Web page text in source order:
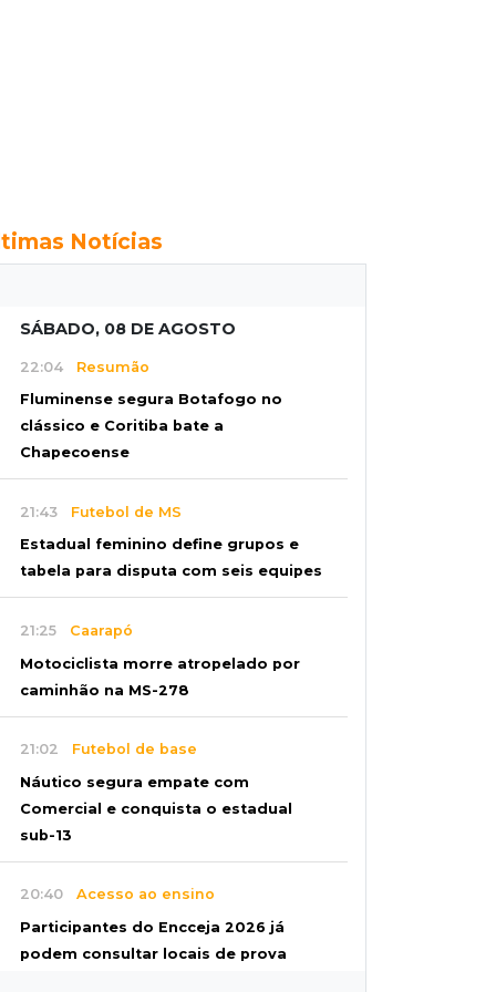
Notícias
SÁBADO, 08 DE AGOSTO
22:04 Resumão
Fluminense segura Botafogo no
clássico e Coritiba bate a
Chapecoense
21:43 Futebol de MS
Estadual feminino define grupos e
tabela para disputa com seis equipes
21:25 Caarapó
Motociclista morre atropelado por
caminhão na MS-278
21:02 Futebol de base
Náutico segura empate com
Comercial e conquista o estadual
sub-13
20:40 Acesso ao ensino
Participantes do Encceja 2026 já
podem consultar locais de prova